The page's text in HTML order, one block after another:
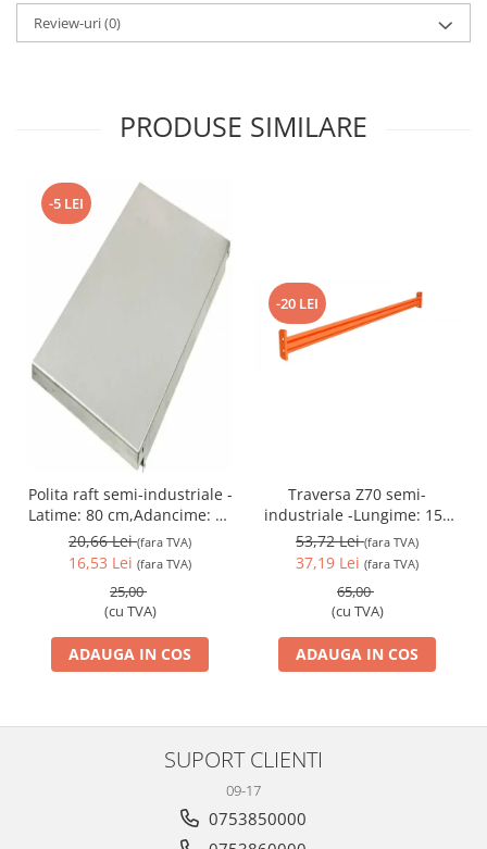
Review-uri(0)
PRODUSE SIMILARE
-5 LEI
Polita raft semi-industriale -
Latime: 80 cm,Adancime: 30
cm
20,66 Lei(fara TVA)
16,53 Lei (fara TVA)
25,00
(cu TVA)
ADAUGA IN COS
-20 LEI
Traversa Z70 semi-
industriale -Lungime: 150
cm
53,72 Lei(fara TVA)
37,19 Lei (fara TVA)
65,00
(cu TVA)
ADAUGA IN COS
SUPORT CLIENTI
09-17
0753850000